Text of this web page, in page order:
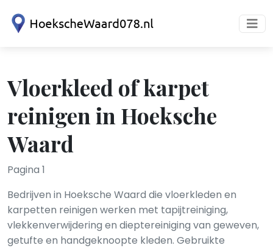
Vloerkleed of karpet
reinigen in Hoeksche
Waard
Pagina 1
Bedrijven in Hoeksche Waard die vloerkleden en
karpetten reinigen werken met tapijtreiniging,
vlekkenverwijdering en dieptereiniging van geweven,
getufte en handgeknoopte kleden. Gebruikte